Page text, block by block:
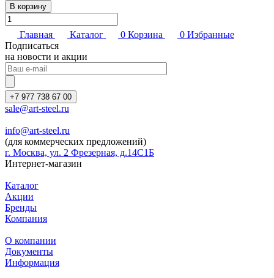
В корзину
Главная Каталог 0 Корзина 0 Избранные
Подписаться
на новости и акции
+7 977 738 67 00
sale@art-steel.ru
info@art-steel.ru
(для коммерческих предложений)
г. Москва, ул. 2 Фрезерная, д.14С1Б
Интернет-магазин
Каталог
Акции
Бренды
Компания
О компании
Документы
Информация